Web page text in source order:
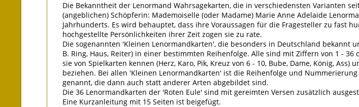
Die Bekanntheit der Lenormand Wahrsagekarten, die in verschiedensten Varianten
(angeblichen) Schöpferin: Mademoiselle (oder Madame) Marie Anne Adelaide
Jahrhunderts. Es wird behauptet, dass ihre Voraussagen für die Fragesteller zu fast
hochgestellte Persönlichkeiten ihrer Zeit zogen sie zu rate.
Die sogenannten 'Kleinen Lenormandkarten', die besonders in Deutschland
B. Ring, Haus, Reiter) in einer bestimmten Reihenfolge. Alle sind mit Ziffern von 1 -
sie von Spielkarten kennen (Herz, Karo, Pik, Kreuz von 6 - 10, Bube, Dame, König,
beziehen. Bei allen 'Kleinen Lenormandkarten' ist die Reihenfolge und
genannt, die dann auch statt anderer Arten abgebildet sind.
Die 36 Lenormandkarten der 'Roten Eule' sind mit gereimten Versen zusätzlich
Eine Kurzanleitung mit 15 Seiten ist beigefügt.